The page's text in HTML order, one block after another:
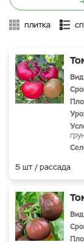
плитка
Вид
5 шт / рассада
Вид